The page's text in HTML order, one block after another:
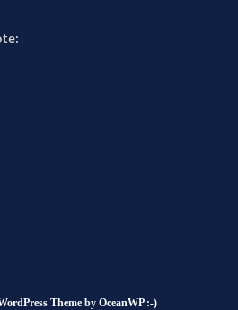
Theme by OceanWP :-)